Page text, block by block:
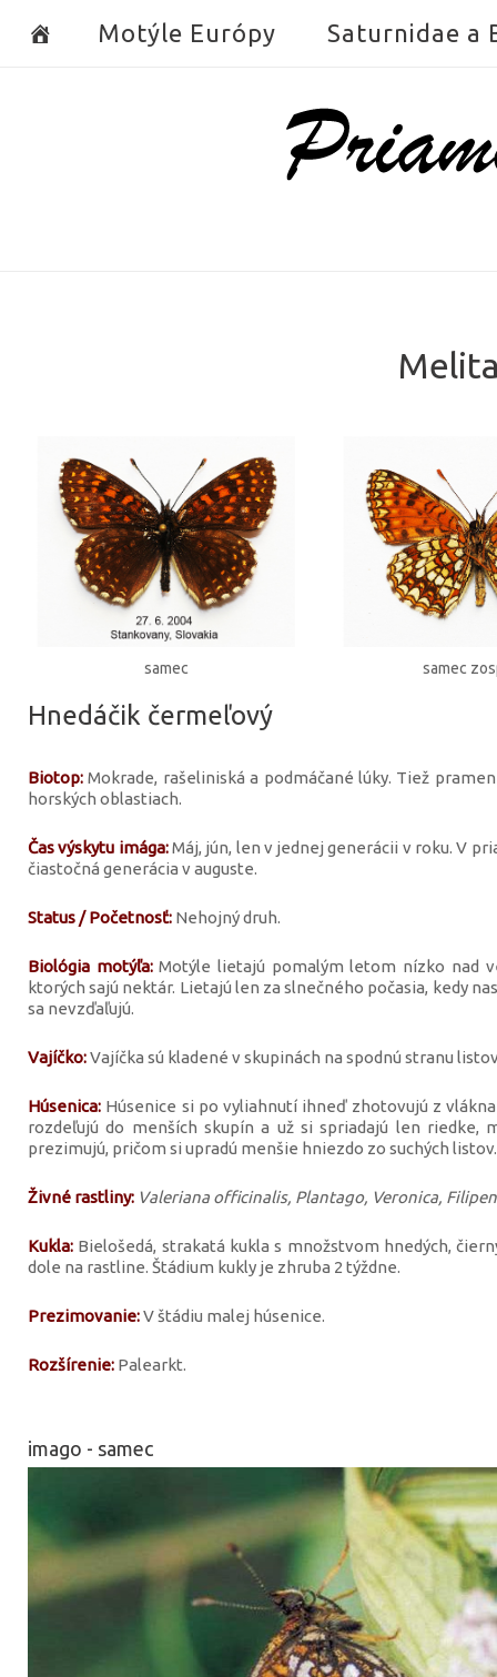
Motýle Európy Saturnidae a
Home
samec samec
Hnedáčik čermeľový
Biotop: Mokrade, rašeliniská a podmáčané lúky. Tiež
horských oblastiach.
Čas výskytu imága:Máj, jún, len v jednej generácii v roku. V
čiastočná generácia v auguste.
Status / Početnosť: Nehojný druh.
Biológia motýľa:Motýle lietajú pomalým letom nízko nad
ktorých sajú nektár. Lietajú len za slnečného počasia, kedy
sa nevzďaľujú.
Vajíčko:Vajíčka sú kladené v skupinách na spodnú stranu
Húsenica: Húsenice si po vyliahnutí ihneď zhotovujú z
rozdeľujú do menších skupín a už si spriadajú len riedke,
prezimujú, pričom si upradú menšie hniezdo zo suchých
Živné rastliny: Valeriana officinalis, Plantago, Veronica,
Kukla: Bielošedá, strakatá kukla s množstvom hnedých,
dole na rastline. Štádium kukly je zhruba 2 týždne.
Prezimovanie:V štádiu malej húsenice.
Rozšírenie: Palearkt.
imago - samec